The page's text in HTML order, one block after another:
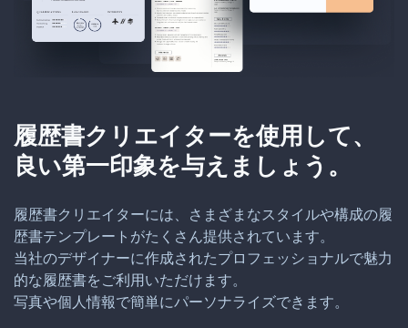
履歴書クリエイターを使用して、
良い第一印象を与えましょう。
履歴書クリエイターには、さまざまなスタイルや構成の履
歴書テンプレートがたくさん提供されています。
当社のデザイナーに作成されたプロフェッショナルで魅力
的な履歴書をご利用いただけます。
写真や個人情報で簡単にパーソナライズできます。